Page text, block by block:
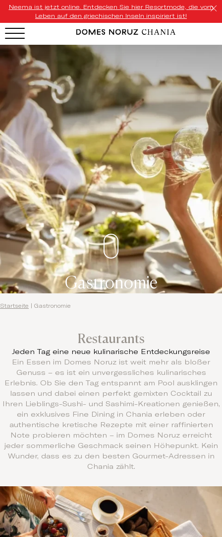
Neema ist jetzt online. Entdecken Sie hier Resortmode, die vom
Leben auf den griechischen Inseln inspiriert ist!
HOTEL MENU
Domes Homepage
Our Resorts
Our Destinations
Our Brands
Signature Concepts
Domes Stories
Contact
Gastronomie
Startseite Gastronomie
Restaurants
Jeden Tag eine neue kulinarische Entdeckungsreise
Ein Essen im Domes Noruz ist weit mehr als bloßer
Genuss – es ist ein unvergessliches kulinarisches
Erlebnis. Ob Sie den Tag entspannt am Pool ausklingen
lassen und dabei einen perfekt gemixten Cocktail zu
Ihren Lieblings-Sushi- und Sashimi-Kreationen genießen,
ein exklusives Fine Dining in Chania erleben oder
authentische kretische Rezepte mit einer raffinierten
Note probieren möchten – im Domes Noruz erreicht
jeder sommerliche Geschmack seinen Höhepunkt. Kein
Wunder, dass es zu den besten Gourmet-Adressen in
Chania zählt.